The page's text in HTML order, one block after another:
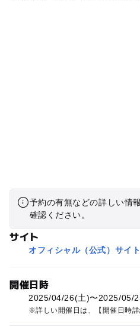
予約の有無などの詳しい情
確認ください。
サイト
オフィシャル（公式）サイト
開催日時
2025/04/26(土)〜2025/05/
詳しい開催日は、【開催日時